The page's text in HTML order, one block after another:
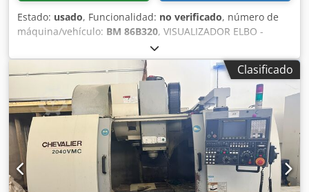
Estado: usado, Funcionalidad: no verificado, número de
máquina/vehículo: BM 86B320, VISUALIZADOR ELBO -
MESA DIVISORA - MORDAZA Dcsdpfx Adoy Ndqxeiek
Clasificado